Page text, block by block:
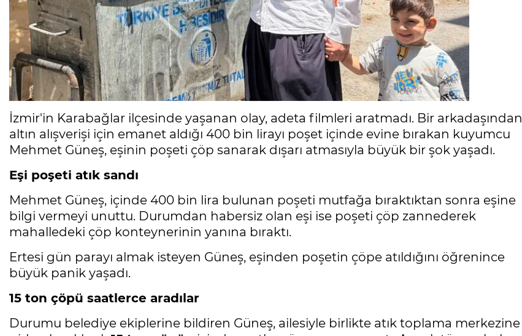
İzmir'in Karabağlar ilçesinde yaşanan olay, adeta filmleri aratmadı. Bir arkadaşından
altın alışverişi için emanet aldığı 400 bin lirayı poşet içinde evine bırakan kuyumcu
Mehmet Güneş, eşinin poşeti çöp sanarak dışarı atmasıyla büyük bir şok yaşadı.
Eşi poşeti atık sandı
Mehmet Güneş, içinde 400 bin lira bulunan poşeti mutfağa bıraktıktan sonra eşine
bilgi vermeyi unuttu. Durumdan habersiz olan eşi ise poşeti çöp zannederek
mahalledeki çöp konteynerinin yanına bıraktı.
Ertesi gün parayı almak isteyen Güneş, eşinden poşetin çöpe atıldığını öğrenince
büyük panik yaşadı.
15 ton çöpü saatlerce aradılar
Durumu belediye ekiplerine bildiren Güneş, ailesiyle birlikte atık toplama merkezine